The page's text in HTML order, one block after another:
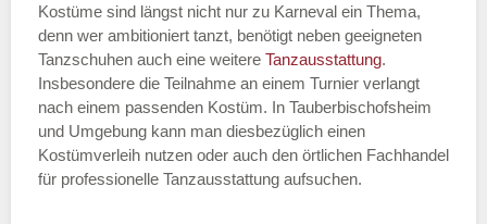
Kostüme sind längst nicht nur zu Karneval ein Thema,
denn wer ambitioniert tanzt, benötigt neben geeigneten
Tanzschuhen auch eine weitere Tanzausstattung.
Insbesondere die Teilnahme an einem Turnier verlangt
nach einem passenden Kostüm. In Tauberbischofsheim
und Umgebung kann man diesbezüglich einen
Kostümverleih nutzen oder auch den örtlichen Fachhandel
für professionelle Tanzausstattung aufsuchen.